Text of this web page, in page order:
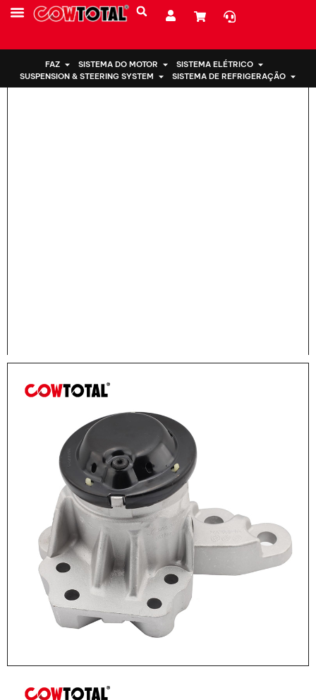
FAZ SISTEMA DO MOTOR
SISTEMA ELÉTRICO
SUSPENSION & STEERING SYSTEM
SISTEMA DE REFRIGERAÇÃO
> Suporte de motor GB5Z-6038-A para Ford